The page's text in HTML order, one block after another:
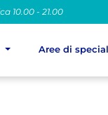
10.00 - 21.00
Aree di